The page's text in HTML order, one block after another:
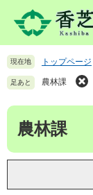
先
頭
す
を
飛
し
文
現在地 トップページ
足あと 農林課
本
農林課